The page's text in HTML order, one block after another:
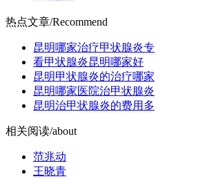
热点文章/Recommend
昆明哪家治疗甲状腺炎专
看甲状腺炎昆明哪家好
昆明甲状腺炎的治疗哪家
昆明哪家医院治甲状腺炎
昆明治甲状腺炎的费用多
相关阅读/about
范兆动
王晓青